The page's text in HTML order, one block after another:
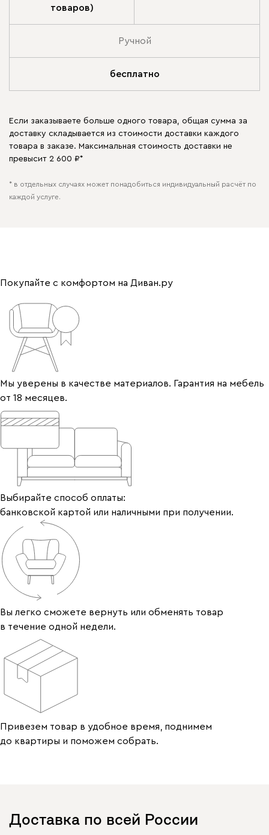
товаров)
Ручной
бесплатно
Если заказываете больше одного товара, общая сумма за
доставку складывается из стоимости доставки каждого
товара в заказе. Максимальная стоимость доставки не
превысит 2 600 ₽*
* в отдельных случаях может понадобиться индивидуальный расчёт по
каждой услуге.
Покупайте с комфортом на Диван.ру
Мы уверены в качестве материалов. Гарантия на мебель
от 18 месяцев.
Выбирайте способ оплаты:
банковской картой или наличными при получении.
Вы легко сможете вернуть или обменять товар
в течение одной недели.
Привезем товар в удобное время, поднимем
до квартиры и поможем собрать.
Доставка по всей России